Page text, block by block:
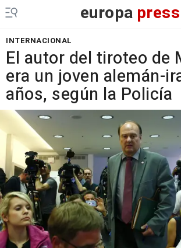
europa press
INTERNACIONAL
El autor del tiroteo de
era un joven alemán-
años, según la Policía